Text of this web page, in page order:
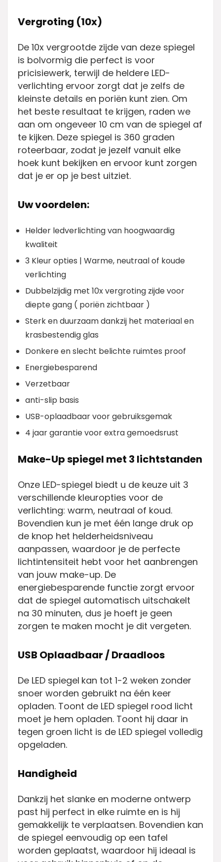
Vergroting (10x)
De 10x vergrootde zijde van deze spiegel
is bolvormig die perfect is voor
pricisiewerk, terwijl de heldere LED-
verlichting ervoor zorgt dat je zelfs de
kleinste details en poriën kunt zien. Om
het beste resultaat te krijgen, raden we
aan om ongeveer 10 cm van de spiegel af
te kijken. Deze spiegel is 360 graden
roteerbaar, zodat je jezelf vanuit elke
hoek kunt bekijken en ervoor kunt zorgen
dat je er op je best uitziet.
Uw voordelen:
Helder ledverlichting van hoogwaardig
kwaliteit
3 Kleur opties | Warme, neutraal of koude
verlichting
Dubbelzijdig met 10x vergroting zijde voor
diepte gang ( poriën zichtbaar )
Sterk en duurzaam dankzij het materiaal en
krasbestendig glas
Donkere en slecht belichte ruimtes proof
Energiebesparend
Verzetbaar
anti-slip basis
USB-oplaadbaar voor gebruiksgemak
4 jaar garantie voor extra gemoedsrust
Make-Up spiegel met 3 lichtstanden
Onze LED-spiegel biedt u de keuze uit 3
verschillende kleuropties voor de
verlichting: warm, neutraal of koud.
Bovendien kun je met één lange druk op
de knop het helderheidsniveau
aanpassen, waardoor je de perfecte
lichtintensiteit hebt voor het aanbrengen
van jouw make-up. De
energiebesparende functie zorgt ervoor
dat de spiegel automatisch uitschakelt
na 30 minuten, dus je hoeft je geen
zorgen te maken mocht je dit vergeten.
USB Oplaadbaar / Draadloos
De LED spiegel kan tot 1-2 weken zonder
snoer worden gebruikt na één keer
opladen. Toont de LED spiegel rood licht
moet je hem opladen. Toont hij daar in
tegen groen licht is de LED spiegel volledig
opgeladen.
Handigheid
Dankzij het slanke en moderne ontwerp
past hij perfect in elke ruimte en is hij
gemakkelijk te verplaatsen. Bovendien kan
de spiegel eenvoudig op een tafel
worden geplaatst, waardoor hij ideaal is